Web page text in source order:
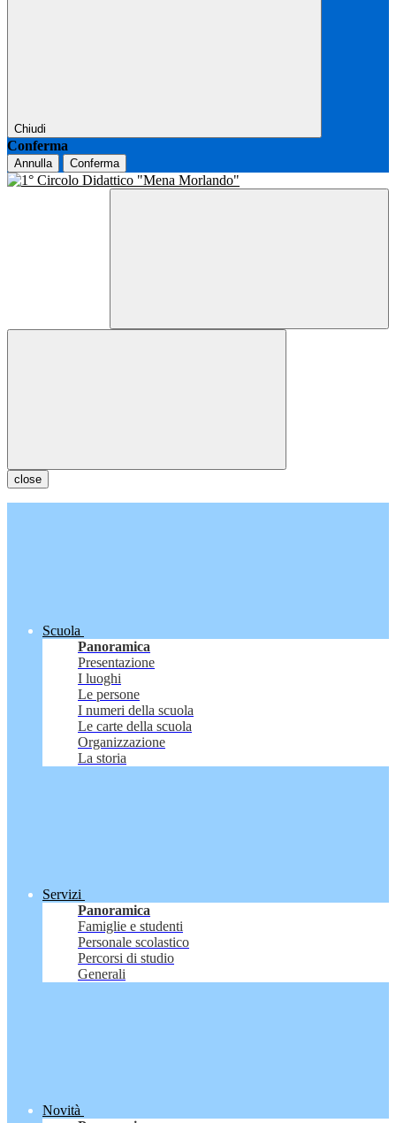
Chiudi
Conferma
Annulla Conferma
close
Scuola
Panoramica
Presentazione
I luoghi
Le persone
I numeri della scuola
Le carte della scuola
Organizzazione
La storia
Servizi
Panoramica
Famiglie e studenti
Personale scolastico
Percorsi di studio
Generali
Novità